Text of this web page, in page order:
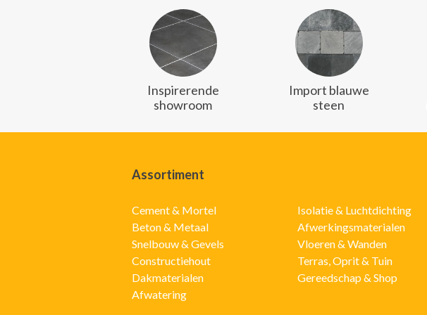
Inspirerende
showroom
Import blauwe
steen
Assortiment
Cement & Mortel
Beton & Metaal
Snelbouw & Gevels
Constructiehout
Dakmaterialen
Afwatering
Isolatie & Luchtdichting
Afwerkingsmaterialen
Vloeren & Wanden
Terras, Oprit & Tuin
Gereedschap & Shop